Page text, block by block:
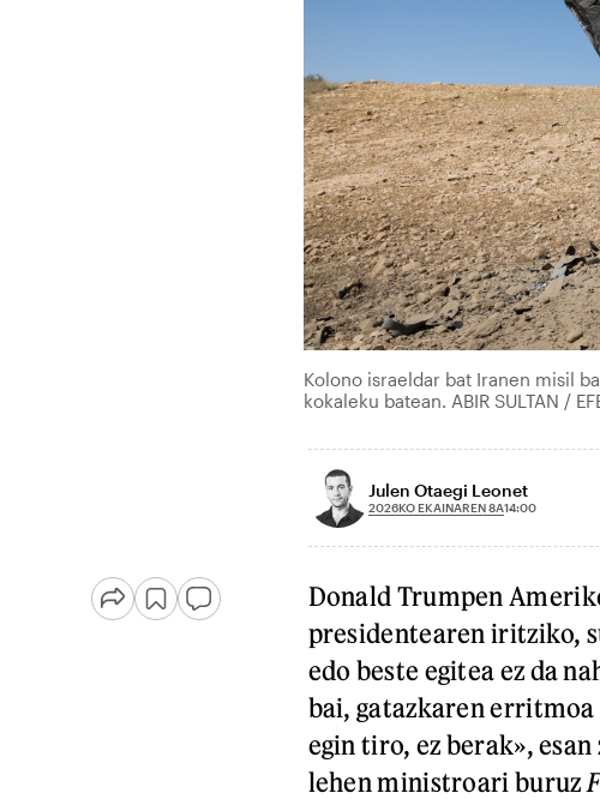
Kolono israeldar bat Iranen misil
kokaleku batean. ABIR SULTAN /
Julen Otaegi Leonet
2026KO EKAINAREN 8A14:00
Donald Trumpen
presidentearen iritziko,
edo beste egitea ez da
bai, gatazkaren
egin tiro, ez berak»,
lehen ministroari buruz